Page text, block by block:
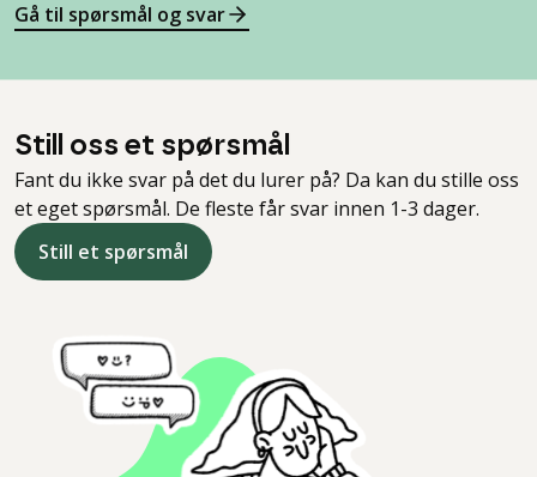
Gå til spørsmål og svar
Still oss et spørsmål
Fant du ikke svar på det du lurer på? Da kan du stille oss
et eget spørsmål. De fleste får svar innen 1-3 dager.
Still et spørsmål